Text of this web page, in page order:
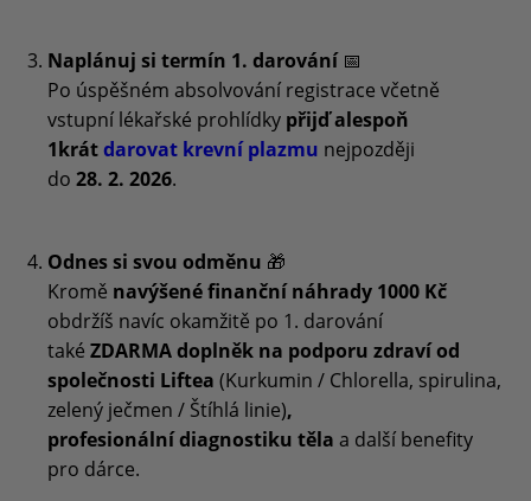
Naplánuj si termín 1. darování 📅
Po úspěšném absolvování registrace včetně
vstupní lékařské prohlídky přijď alespoň
1krátdarovat krevní plazmu nejpozději
do 28. 2. 2026.
Odnes si svou odměnu 🎁
Kromě navýšené finanční náhrady 1000 Kč
obdržíš navíc okamžitě po 1. darování
také ZDARMA doplněk na podporu zdravíod
společnosti Liftea (Kurkumin / Chlorella, spirulina,
zelený ječmen / Štíhlá linie),
profesionálnídiagnostiku těla a další benefity
pro dárce.